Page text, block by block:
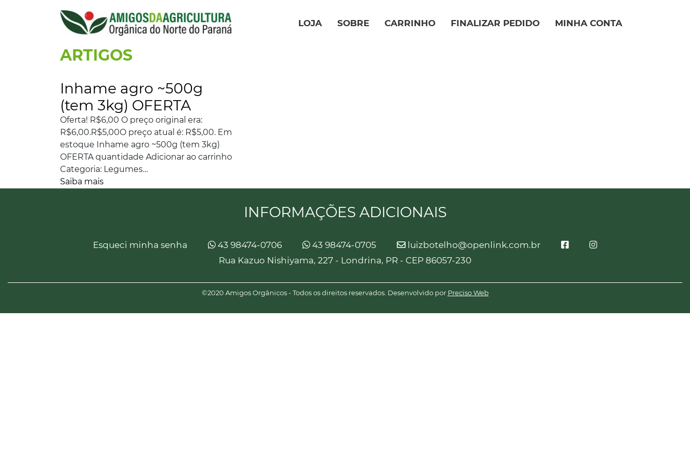
LOJA SOBRE CARRINHO FINALIZAR PEDIDO MINHA CONTA
ARTIGOS
Inhame agro ~500g
(tem 3kg) OFERTA
Oferta! R$6,00 O preço original era:
R$6,00.R$5,00O preço atual é: R$5,00. Em
estoque Inhame agro ~500g (tem 3kg)
OFERTA quantidade Adicionar ao carrinho
Categoria: Legumes…
Saiba mais
INFORMAÇÕES ADICIONAIS
Esqueci minha senha 43 98474-0706 43 98474-0705
luizbotelho@openlink.com.br
Rua Kazuo Nishiyama, 227 - Londrina, PR - CEP 86057-230
©2020 Amigos Orgânicos - Todos os direitos reservados. Desenvolvido por Preciso Web